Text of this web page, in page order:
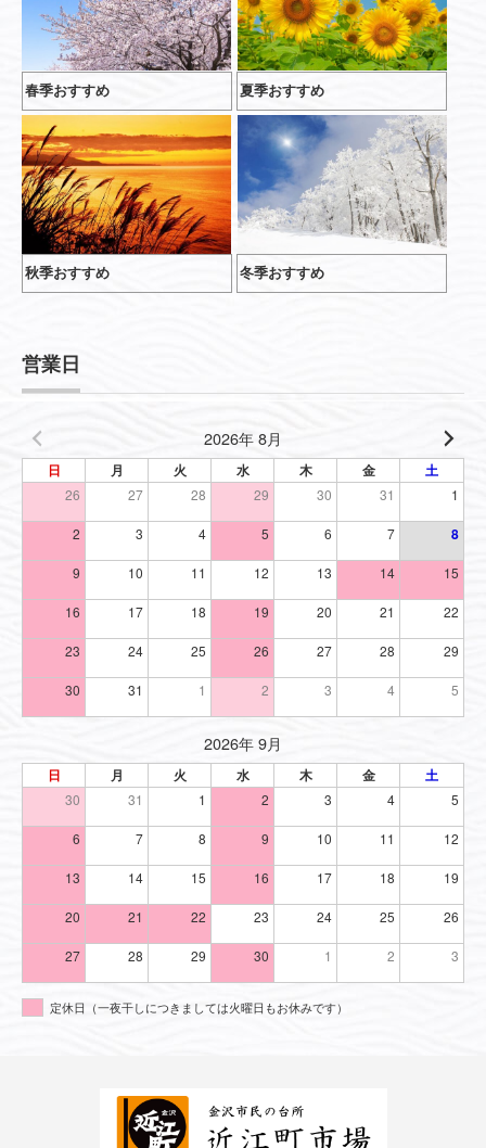
春季おすすめ 夏季おすすめ
秋季おすすめ 冬季おすすめ
営業日
2026年 8月
日 月 火 水 木 金 土
26 27 28 29 30 31 1
2 3 4 5 6 7 8
9 10 11 12 13 14 15
16 17 18 19 20 21 22
23 24 25 26 27 28 29
30 31 1 2 3 4 5
2026年 9月
日 月 火 水 木 金 土
30 31 1 2 3 4 5
6 7 8 9 10 11 12
13 14 15 16 17 18 19
20 21 22 23 24 25 26
27 28 29 30 1 2 3
定休日（一夜干しにつきましては火曜日もお休みです）